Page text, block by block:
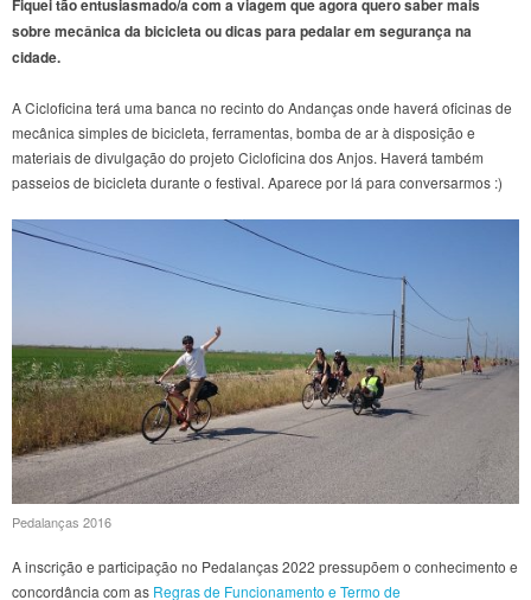
Fiquei tão entusiasmado/a com a viagem que agora quero saber mais
sobre mecânica da bicicleta ou dicas para pedalar em segurança na
cidade.
A Cicloficina terá uma banca no recinto do Andanças onde haverá oficinas de
mecânica simples de bicicleta, ferramentas, bomba de ar à disposição e
materiais de divulgação do projeto Cicloficina dos Anjos. Haverá também
passeios de bicicleta durante o festival. Aparece por lá para conversarmos :)
Pedalanças 2016
A inscrição e participação no Pedalanças 2022 pressupõem o conhecimento e
concordância com as Regras de Funcionamento e Termo de